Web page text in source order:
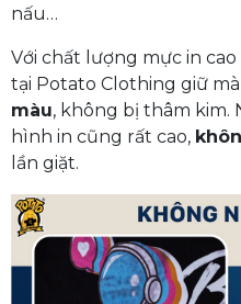
nấu…
Với chất lượng mực in
tại Potato Clothing giữ
màu, không bị thâm kim.
hình in cũng rất cao,
lần giặt.